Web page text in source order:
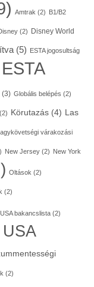
Amtrak (2) B1/B2
(2) Disney World
(5) ESTA jogosultság
ESTA
(3) Globális belépés (2)
(2) Körutazás (4) Las
várakozási
New Jersey (2) New York
Oltások (2)
(2)
USA bakancslista (2)
USA
(2)